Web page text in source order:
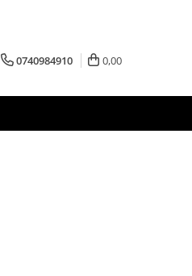
0740984910 0,00